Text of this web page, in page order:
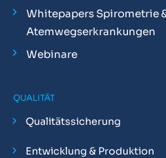
Whitepapers Spirometrie
Atemwegserkrankungen
Webinare
QUALITÄT
Qualitätssicherung
Entwicklung & Produktion